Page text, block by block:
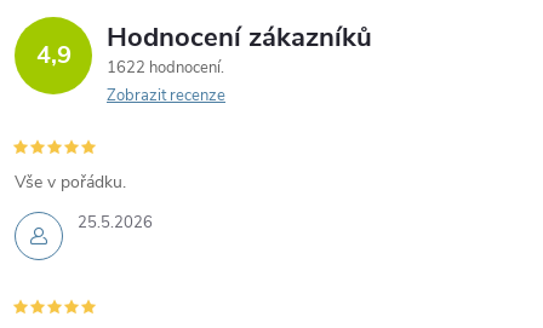
4,9 Hodnocení zákazníků
1622 hodnocení
Zobrazit recenze
25.5.2026
Vše v pořádku.